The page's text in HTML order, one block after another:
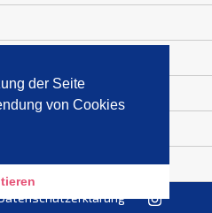
der Seite
von Cookies
Vertrag langfristig
vorzeitig Zusammenarbeit